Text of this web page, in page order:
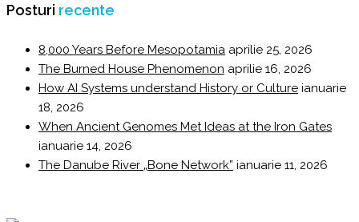
Posturi recente
8,000 Years Before Mesopotamia aprilie 25, 2026
The Burned House Phenomenon aprilie 16, 2026
How AI Systems understand History or Culture ianuarie
18, 2026
When Ancient Genomes Met Ideas at the Iron Gates
ianuarie 14, 2026
The Danube River „Bone Network” ianuarie 11, 2026